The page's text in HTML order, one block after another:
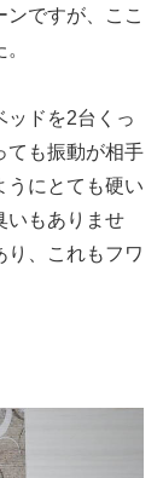
ですが、ここ
ッドを2台くっ
ても振動が相手
うにとても硬い
いもありませ
り、これもフワ